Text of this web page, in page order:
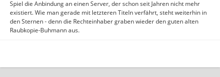
Spiel die Anbindung an einen Server, der schon seit Jahren nicht mehr
existiert. Wie man gerade mit letzteren Titeln verfährt, steht weiterhin in
den Sternen - denn die Rechteinhaber graben wieder den guten alten
Raubkopie-Buhmann aus.